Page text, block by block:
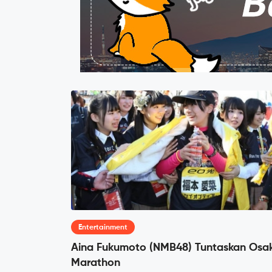
Entertainment
Aina Fukumoto (NMB48) Tuntaskan
Marathon